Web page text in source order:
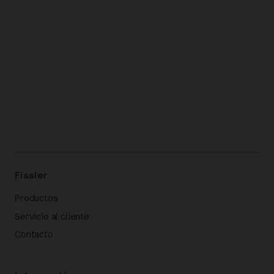
Fissler
Productos
Servicio al cliente
Contacto